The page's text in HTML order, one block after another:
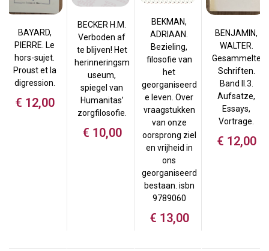
BAYARD,
PIERRE. Le
hors-sujet.
Proust et la
digression.
€ 12,00
BECKER H.M.
Verboden af
te blijven! Het
herinneringsm
useum,
spiegel van
Humanitas’
zorgfilosofie.
€ 10,00
BEKMAN,
ADRIAAN.
Bezieling,
filosofie van
het
georganiseerd
e leven. Over
vraagstukken
van onze
oorsprong ziel
en vrijheid in
ons
georganiseerd
bestaan. isbn
9789060
€ 13,00
BENJAMIN,
WALTER.
Gesammelte
Schriften.
Band II.3.
Aufsatze,
Essays,
Vortrage.
€ 12,00